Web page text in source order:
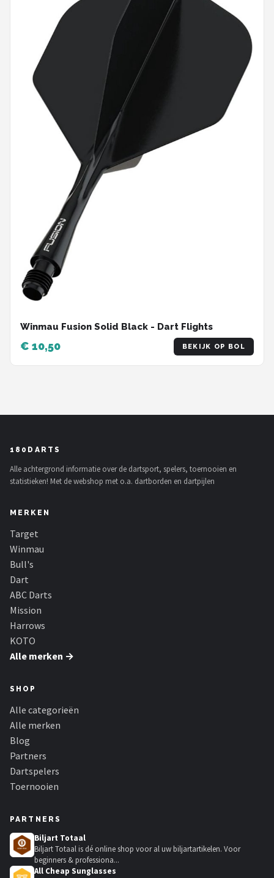
Winmau Fusion Solid Black - Dart Flights
€ 10,50 BEKIJK OP BOL
180DARTS
Alle achtergrond informatie over de dartsport, spelers, toernooien en
statistieken! Met de webshop met o.a. dartborden en dartpijlen
MERKEN
Target
Winmau
Bull's
Dart
ABC Darts
Mission
Harrows
KOTO
Alle merken →
SHOP
Alle categorieën
Alle merken
Blog
Partners
Dartspelers
Toernooien
PARTNERS
Biljart Totaal
Biljart Totaal is dé online shop voor al uw biljartartikelen. Voor
beginners & professiona...
All Cheap Sunglasses